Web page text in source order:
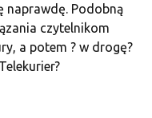
naprawdę. Podobną
czytelnikom
a potem ? w drogę?